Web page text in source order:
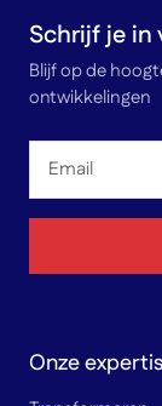
Schrijf je in
Blijf op de
ontwikkelingen
Email
Onze